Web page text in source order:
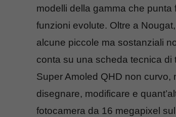
modelli della gamma che
funzioni evolute. Oltre a
alcune piccole ma sostanziali
conta su una scheda tecnica
Super Amoled QHD non
disegnare, modificare e
fotocamera da 16 megapixel